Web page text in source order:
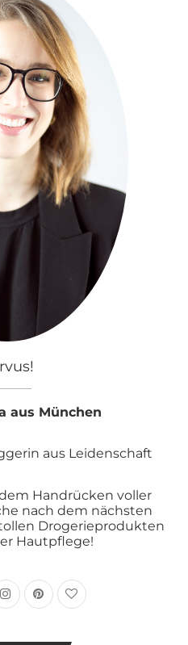
aus München
aus Leidenschaft
Handrücken voller
nach dem nächsten
Drogerieprodukten
Hautpflege!